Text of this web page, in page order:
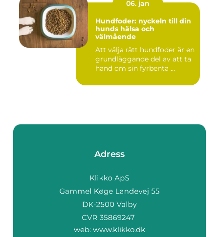
06. jan
Hundfoder: nyckeln till din
hunds hälsa och
välmående
Att välja rätt hundfoder är en
grundläggande del av att ta
hand om sin fyrbenta ...
Adress
web: www.klikko.dk